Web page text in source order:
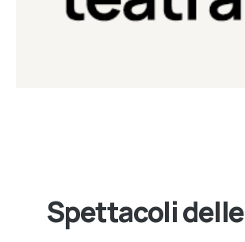
Laboratorio
Spettacoli